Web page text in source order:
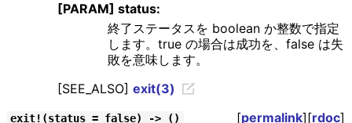
[PARAM] status:
終了ステータスを boolean か整数で指定
します。true の場合は成功を、false は失
敗を意味します。
[SEE_ALSO] exit(3)
exit!(status = false) -> () [permalink][rdoc]